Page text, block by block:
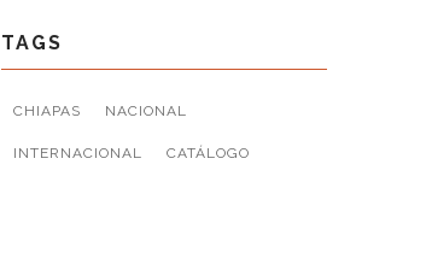
TAGS
CHIAPAS NACIONAL
INTERNACIONAL CATÁLOGO